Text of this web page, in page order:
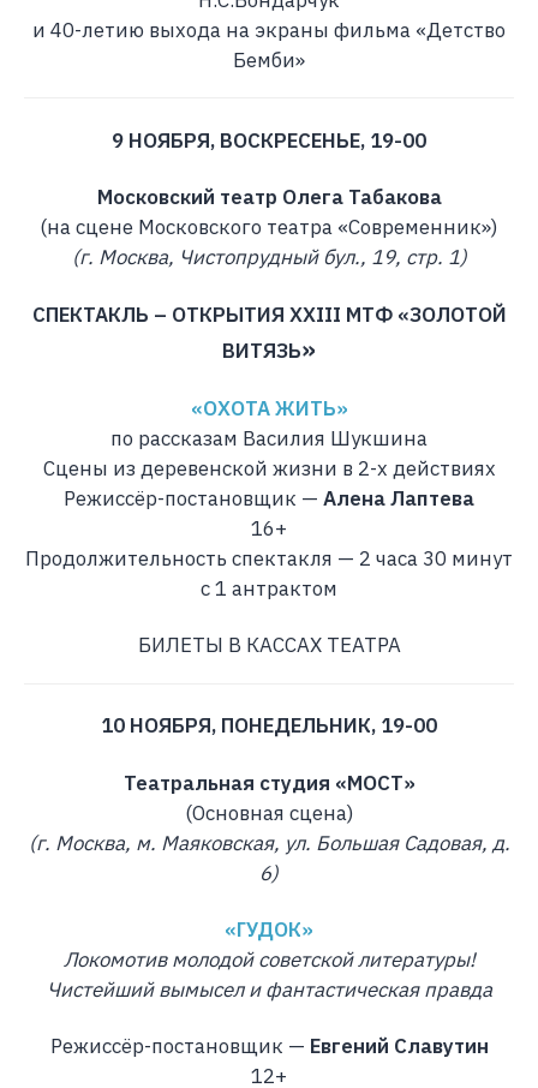
и 40-летию выхода на экраны фильма «Детство
Бемби»
9 НОЯБРЯ, ВОСКРЕСЕНЬЕ, 19-00
Московский театр Олега Табакова
(на сцене Московского театра «Современник»)
(г. Москва, Чистопрудный бул., 19, стр. 1)
СПЕКТАКЛЬ – ОТКРЫТИЯ XXIII МТФ «ЗОЛОТОЙ
ВИТЯЗЬ»
«ОХОТА ЖИТЬ»
по рассказам Василия Шукшина
Сцены из деревенской жизни в 2-х действиях
Режиссёр-постановщик — Алена Лаптева
16+
Продолжительность спектакля — 2 часа 30 минут
с 1 антрактом
БИЛЕТЫ В КАССАХ ТЕАТРА
10 НОЯБРЯ, ПОНЕДЕЛЬНИК, 19-00
Театральная студия «МОСТ»
(Основная сцена)
(г. Москва, м. Маяковская, ул. Большая Садовая, д.
6)
«ГУДОК»
Локомотив молодой советской литературы!
Чистейший вымысел и фантастическая правда
Режиссёр-постановщик — Евгений Славутин
12+